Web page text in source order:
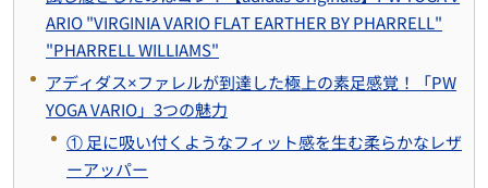
ARIO "VIRGINIA VARIO FLAT EARTHER BY PHARRELL"
"PHARRELL WILLIAMS"
アディダス×ファレルが到達した極上の素足感覚！「PW
YOGA VARIO」3つの魅力
① 足に吸い付くようなフィット感を生む柔らかなレザ
ーアッパー